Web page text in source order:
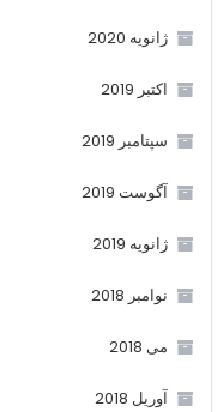
ژانویه 2020
اکتبر 2019
سپتامبر 2019
آگوست 2019
ژانویه 2019
نوامبر 2018
می 2018
آوریل 2018